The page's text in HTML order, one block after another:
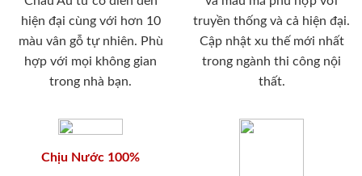
hiện đại cùng với hơn 10
màu vân gỗ tự nhiên. Phù
hợp với mọi không gian
trong nhà bạn.
truyền thống và cả hiện đại.
Cập nhật xu thế mới nhất
trong ngành thi công nội
thất.
Chịu Nước 100%